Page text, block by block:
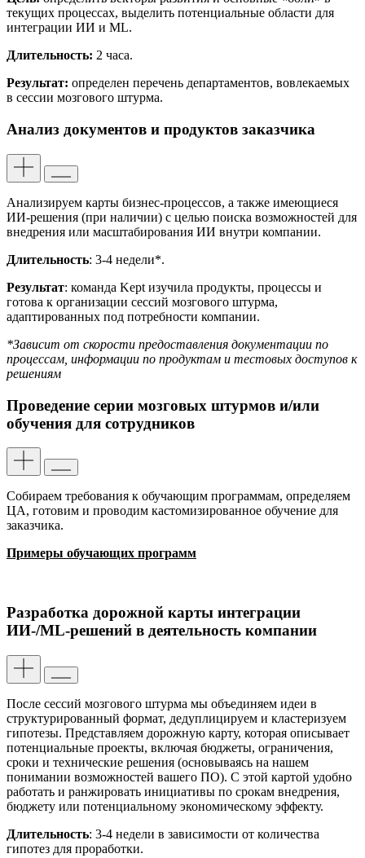
текущих процессах, выделить потенциальные области для
интеграции ИИ и ML.
Длительность: 2 часа.
Результат: определен перечень департаментов, вовлекаемых
в сессии мозгового штурма.
Анализ документов и продуктов заказчика
Анализируем карты бизнес-процессов, а также имеющиеся
ИИ-решения (при наличии) с целью поиска возможностей для
внедрения или масштабирования ИИ внутри компании.
Длительность: 3-4 недели*.
Результат: команда Kept изучила продукты, процессы и
готова к организации сессий мозгового штурма,
адаптированных под потребности компании.
*Зависит от скорости предоставления документации по
процессам, информации по продуктам и тестовых доступов к
решениям
Проведение серии мозговых штурмов и/или
обучения для сотрудников
Собираем требования к обучающим программам, определяем
ЦА, готовим и проводим кастомизированное обучение для
заказчика.
Примеры обучающих программ
Разработка дорожной карты интеграции
ИИ-/ML-решений в деятельность компании
После сессий мозгового штурма мы объединяем идеи в
структурированный формат, дедуплицируем и кластеризуем
гипотезы. Представляем дорожную карту, которая описывает
потенциальные проекты, включая бюджеты, ограничения,
сроки и технические решения (основываясь на нашем
понимании возможностей вашего ПО). С этой картой удобно
работать и ранжировать инициативы по срокам внедрения,
бюджету или потенциальному экономическому эффекту.
Длительность: 3-4 недели в зависимости от количества
гипотез для проработки.